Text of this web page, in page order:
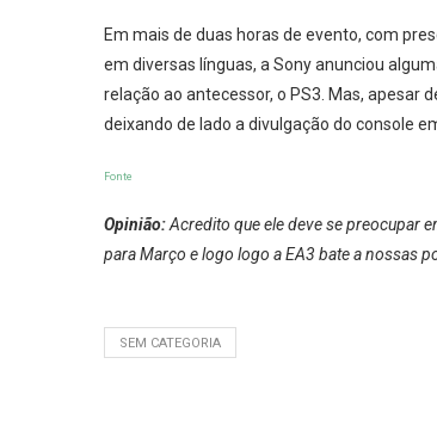
Em mais de duas horas de evento, com
em diversas línguas, a Sony anunciou
relação ao antecessor, o PS3. Mas, apesar
deixando de lado a divulgação do console
Fonte
Opinião:Acredito que ele deve se preocupar
para Março e logo logo a EA3 bate a nossas
SEM CATEGORIA